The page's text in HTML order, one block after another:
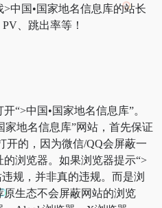
中国•国家地名信息库的站长
、跳出率等！
“>中国•国家地名信息库”。
家地名信息库”网站，首先保证
开的，因为微信/QQ会屏蔽一
浏览器。如果浏览器提示“>
规，并非真的违规。而是浏
生态不会屏蔽网站的浏览